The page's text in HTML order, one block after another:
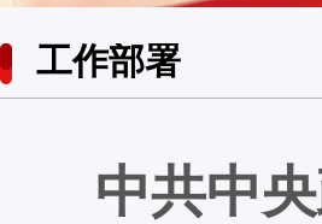
工作部署
中共中